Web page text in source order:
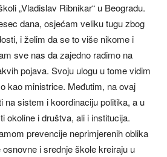
„Vladislav Ribnikar“ u Beogradu.
dana, osjećam veliku tugu zbog
i želim da se to više nikome i
sve nas da zajedno radimo na
pojava. Svoju ulogu u tome vidim
kao ministrice. Međutim, na ovaj
na sistem i koordinaciju politika, a u
okoline i društva, ali i institucija.
prevencije neprimjerenih oblika
i srednje škole kreiraju u